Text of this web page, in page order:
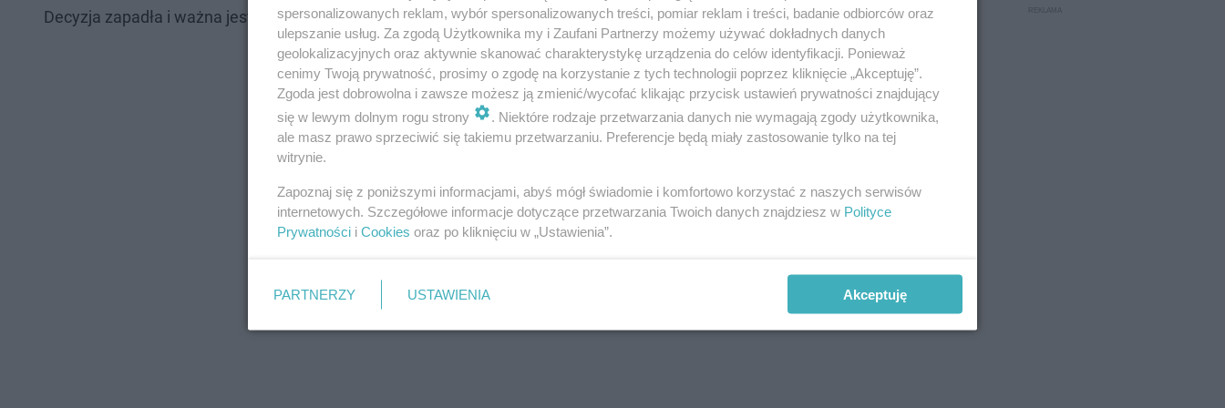
Decyzja zapadła i ważna jest do odwołania.spersonalizowanych reklam, wybór spersonalizowanych treści, pomiar reklam i treści, badanie odbiorców oraz
ulepszanie usług. Za zgodą Użytkownika my i Zaufani Partnerzy możemy używać dokładnych danych
geolokalizacyjnych oraz aktywnie skanować charakterystykę urządzenia do celów identyfikacji. Ponieważ
cenimy Twoją prywatność, prosimy o zgodę na korzystanie z tych technologii poprzez kliknięcie „Akceptuję”.
Zgoda jest dobrowolna i zawsze możesz ją zmienić/wycofać klikając przycisk ustawień prywatności znajdujący
się w lewym dolnym rogu strony
. Niektóre rodzaje przetwarzania danych nie wymagają zgody użytkownika,
ale masz prawo sprzeciwić się takiemu przetwarzaniu. Preferencje będą miały zastosowanie tylko na tej
witrynie.
Zapoznaj się z poniższymi informacjami, abyś mógł świadomie i komfortowo korzystać z naszych serwisów
internetowych. Szczegółowe informacje dotyczące przetwarzania Twoich danych znajdziesz w Polityce
Prywatności i Cookies oraz po kliknięciu w „Ustawienia”.
PARTNERZY USTAWIENIA Akceptuję